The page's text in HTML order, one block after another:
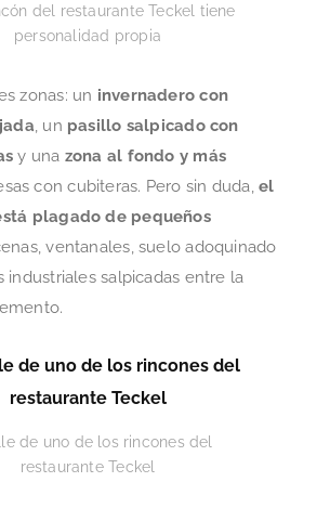
del restaurante Teckel tiene
personalidad propia
zonas: un invernadero con
, un pasillo salpicado con
y una zona al fondo y más
con cubiteras. Pero sin duda,el
plagado de pequeños
ventanales, suelo adoquinado
industriales salpicadas entre la
de uno de los rincones del
restaurante Teckel